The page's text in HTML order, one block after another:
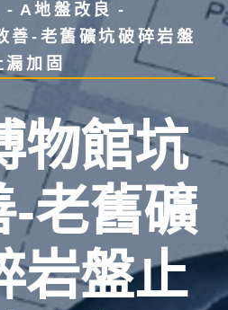
A地盤改良
善-老舊礦坑破碎岩盤
漏加固
物館坑
-老舊礦
岩盤止